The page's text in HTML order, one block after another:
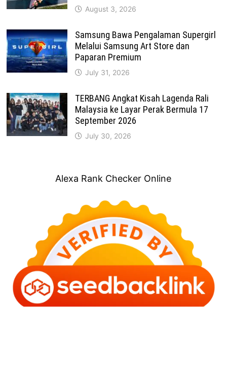
August 3, 2026
Samsung Bawa Pengalaman Supergirl
Melalui Samsung Art Store dan
Paparan Premium
July 31, 2026
TERBANG Angkat Kisah Lagenda Rali
Malaysia ke Layar Perak Bermula 17
September 2026
July 30, 2026
Alexa Rank Checker Online